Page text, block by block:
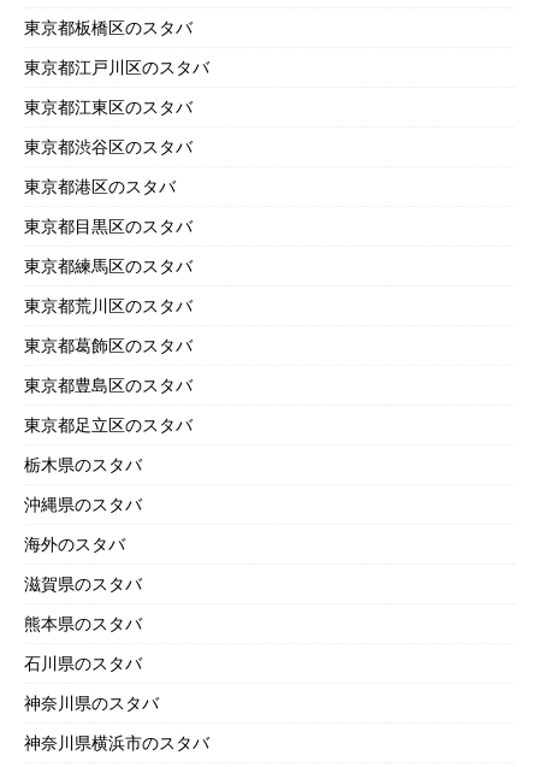
東京都板橋区のスタバ
東京都江戸川区のスタバ
東京都江東区のスタバ
東京都渋谷区のスタバ
東京都港区のスタバ
東京都目黒区のスタバ
東京都練馬区のスタバ
東京都荒川区のスタバ
東京都葛飾区のスタバ
東京都豊島区のスタバ
東京都足立区のスタバ
栃木県のスタバ
沖縄県のスタバ
海外のスタバ
滋賀県のスタバ
熊本県のスタバ
石川県のスタバ
神奈川県のスタバ
神奈川県横浜市のスタバ